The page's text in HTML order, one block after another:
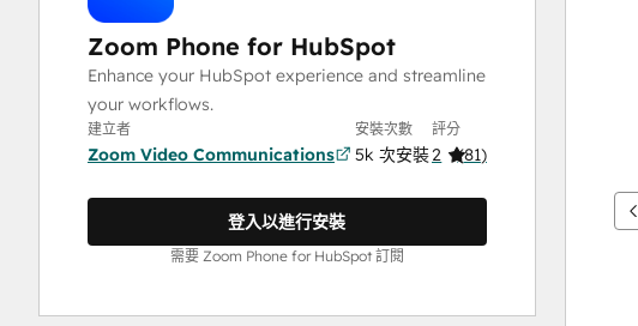
Zoom Phone for HubSpot
Enhance your HubSpot experience and streamline
your workflows.
建立者
Zoom Video Communications
安裝次數
5k 次安裝
評分
2 (81)
登入以進行安裝
需要 Zoom Phone for HubSpot 訂閱
其
他